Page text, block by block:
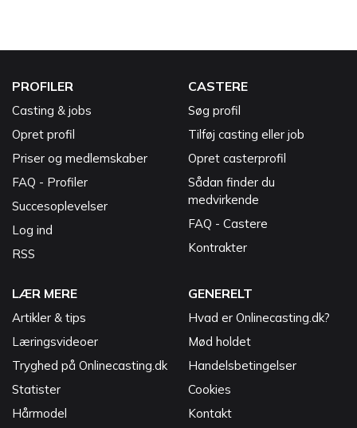
PROFILER
Casting & jobs
Opret profil
Priser og medlemskaber
FAQ - Profiler
Succesoplevelser
Log ind
RSS
CASTERE
Søg profil
Tilføj casting eller job
Opret casterprofil
Sådan finder du
medvirkende
FAQ - Castere
Kontrakter
LÆR MERE
Artikler & tips
Læringsvideoer
Tryghed på Onlinecasting.dk
Statister
Hårmodel
GENERELT
Hvad er Onlinecasting.dk?
Mød holdet
Handelsbetingelser
Cookies
Kontakt